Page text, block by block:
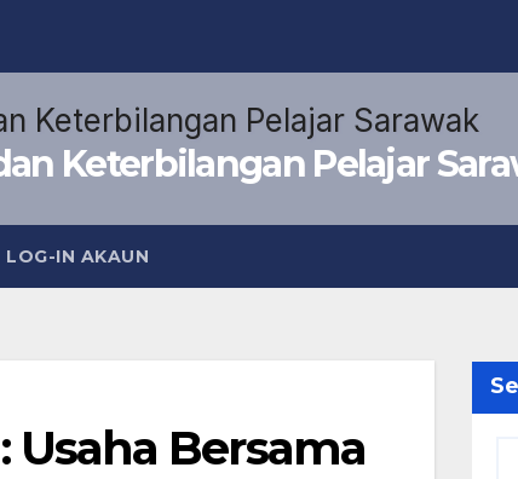
Keterbilangan Pelajar
LOG-IN AKAUN
Bersama